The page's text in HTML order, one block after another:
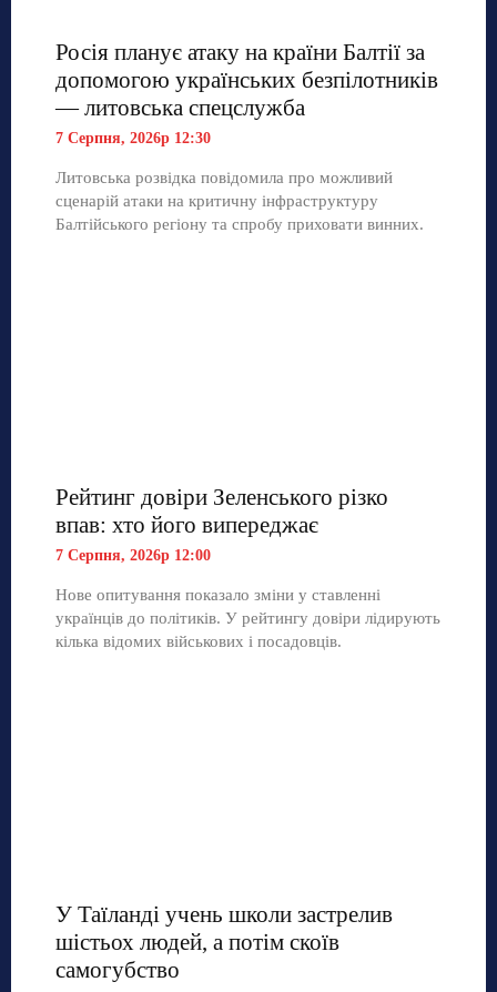
Росія планує атаку на країни Балтії за
допомогою українських безпілотників
— литовська спецслужба
7 Серпня, 2026р 12:30
Литовська розвідка повідомила про можливий
сценарій атаки на критичну інфраструктуру
Балтійського регіону та спробу приховати винних.
Рейтинг довіри Зеленського різко
впав: хто його випереджає
7 Серпня, 2026р 12:00
Нове опитування показало зміни у ставленні
українців до політиків. У рейтингу довіри лідирують
кілька відомих військових і посадовців.
У Таїланді учень школи застрелив
шістьох людей, а потім скоїв
самогубство